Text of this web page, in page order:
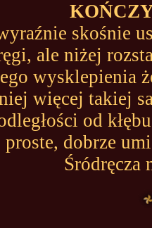
skośnie
ale niżej
wysklepienia
więcej takiej
od
dobrze
Śródręcza